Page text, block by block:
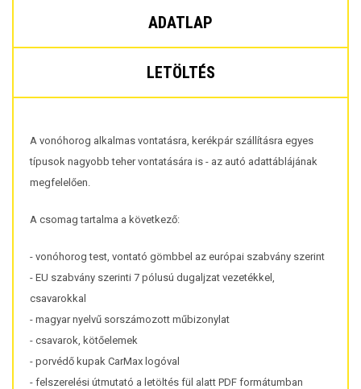
ADATLAP
LETÖLTÉS
A vonóhorog alkalmas vontatásra, kerékpár szállításra egyes
típusok nagyobb teher vontatására is - az autó adattáblájának
megfelelően.
A csomag tartalma a következő:
- vonóhorog test, vontató gömbbel az európai szabvány szerint
- EU szabvány szerinti 7 pólusú dugaljzat vezetékkel,
csavarokkal
- magyar nyelvű sorszámozott műbizonylat
- csavarok, kötőelemek
- porvédő kupak CarMax logóval
- felszerelési útmutató a letöltés fül alatt PDF formátumban